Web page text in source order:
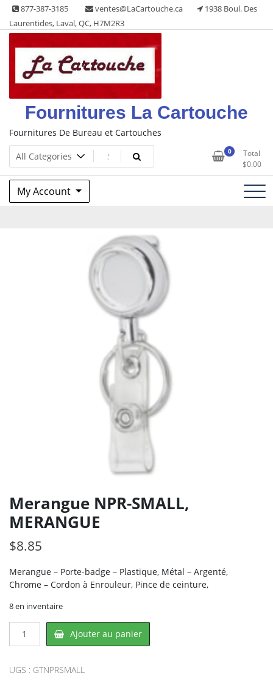
Skip
content
877-387-3185 ventes@LaCartouche.ca
1938 Boul. Des
Laurentides, Laval, QC, H7M2R3
Fournitures La Cartouche
Fournitures De Bureau et Cartouches
0
Total
$0.00
My Account
Merangue NPR-SMALL,
MERANGUE
$8.85
Merangue – Porte-badge – Plastique, Métal – Argenté,
Chrome – Cordon à Enrouleur, Pince de ceinture,
8 en inventaire
NPR-
Ajouter au panier
UGS : GTNPRSMALL